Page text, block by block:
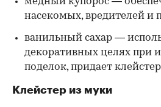
насекомых, вредителей и
ванильный сахар —
декоративных целях при
поделок, придает
Клейстер из муки